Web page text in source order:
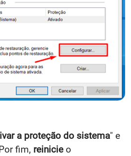
a proteção do sistema" e
fim, reinicieo